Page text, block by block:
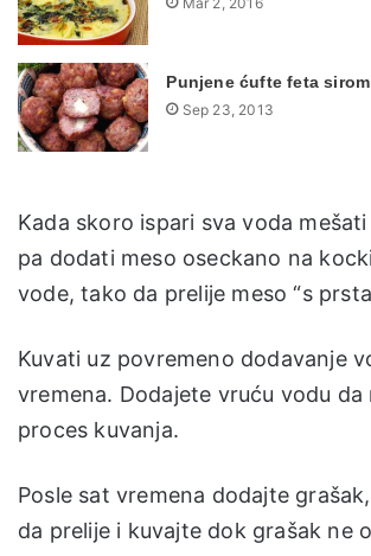
Punjene ćufte feta sirom
Sep 23, 2013
Kada skoro ispari sva voda
pa dodati meso oseckano na
vode, tako da prelije meso “s
Kuvati uz povremeno dodavanje
vremena. Dodajete vruću vodu
proces kuvanja.
Posle sat vremena dodajte
da prelije i kuvajte dok grašak ne